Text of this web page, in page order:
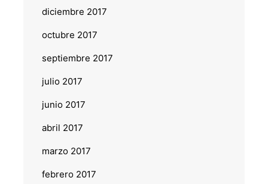
diciembre 2017
octubre 2017
septiembre 2017
julio 2017
junio 2017
abril 2017
marzo 2017
febrero 2017